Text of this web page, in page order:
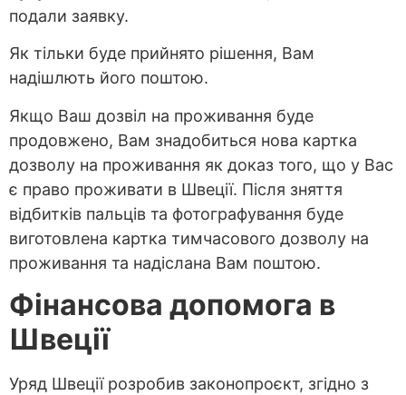
подали заявку.
Як тільки буде прийнято рішення, Вам
надішлють його поштою.
Якщо Ваш дозвіл на проживання буде
продовжено, Вам знадобиться нова картка
дозволу на проживання як доказ того, що у Вас
є право проживати в Швеції. Після зняття
відбитків пальців та фотографування буде
виготовлена картка тимчасового дозволу на
проживання та надіслана Вам поштою.
Фінансова допомога в
Швеції
Уряд Швеції розробив законопроєкт, згідно з